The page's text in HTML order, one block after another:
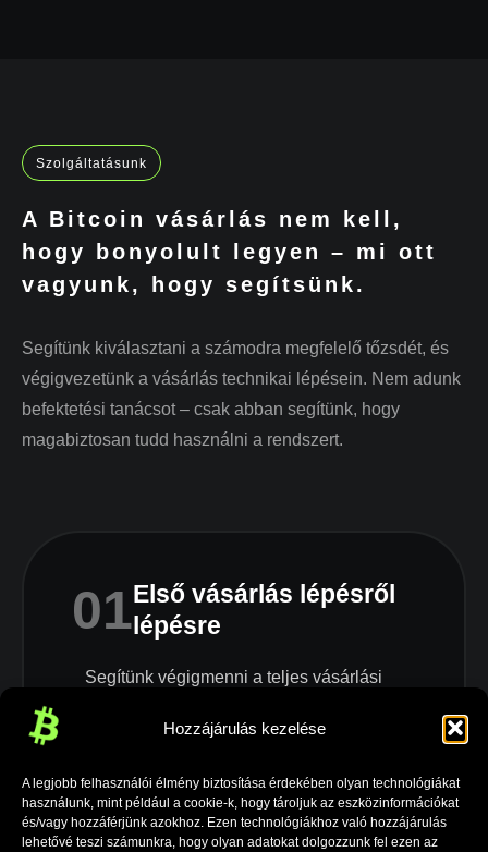
Hozzájárulás kezelése
A legjobb felhasználói élmény biztosítása érdekében olyan technológiákat
használunk, mint például a cookie-k, hogy tároljuk az eszközinformációkat
és/vagy hozzáférjünk azokhoz. Ezen technológiákhoz való hozzájárulás
lehetővé teszi számunkra, hogy olyan adatokat dolgozzunk fel ezen az
Szolgáltatásunk
A Bitcoin vásárlás nem kell,
hogy bonyolult legyen – mi ott
vagyunk, hogy segítsünk.
Segítünk kiválasztani a számodra megfelelő tőzsdét, és
végigvezetünk a vásárlás technikai lépésein. Nem adunk
befektetési tanácsot – csak abban segítünk, hogy
magabiztosan tudd használni a rendszert.
01Első vásárlás lépésről
lépésre
Segítünk végigmenni a teljes vásárlási
Megmutatjuk, hogyan adsz le megbízást és
tranzakció részleteit és biztonsági elemeit.
Nem hagyunk magadra, kérdezhetsz,
visszaellenőrzünk, magyarázunk.